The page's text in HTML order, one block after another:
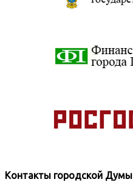
Контакты городской Думы